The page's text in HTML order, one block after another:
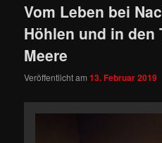
springen
Vom Leben bei
Höhlen und in den
Meere
Veröffentlicht am13. Februar 2019